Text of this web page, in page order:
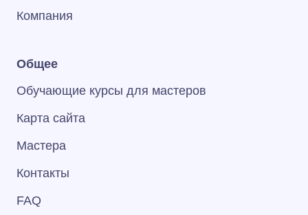
Компания
Общее
Обучающие курсы для мастеров
Карта сайта
Мастера
Контакты
FAQ